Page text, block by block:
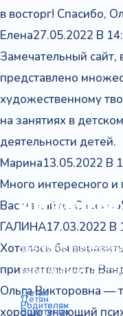
Учимся
«Все прекрасное,
созданное человеком
Сухомлинский
Детям
Родителям
Что же делать, когда
ребёнка к миру
получить на наших
Родителям
Дети и
Применение
образовании
наблюдателя в
Детям
Родителям
Английский
Кто сказал, что на
заниматься
Без творчества
Детям
Родителям
в восторг! Спасибо,
Елена27.05.2022 В
Замечательный
представлено
художественному
на занятиях в
деятельности детей.
Марина13.05.2022 В
Много интересного
Вас на сайте. Спасибо!
ГАЛИНА17.03.2022 В
Хотелось бы
признательность
Ольга Викторовна —
хорошо знающий